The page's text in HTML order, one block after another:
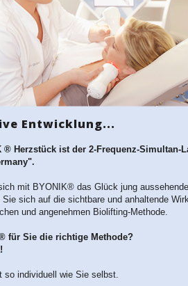
Entwicklung...
® Herzstück ist der 2-Frequenz-Simultan-
mit BYONIK® das Glück jung
Sie sich auf die sichtbare und anhaltende
und angenehmen Biolifting-Methode.
für Sie die richtige Methode?
so individuell wie Sie selbst.